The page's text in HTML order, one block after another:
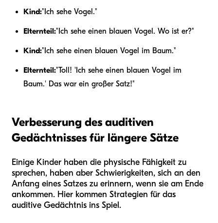
Kind:"Ich sehe Vogel."
Elternteil:"Ich sehe einen blauen Vogel. Wo ist er?"
Kind:"Ich sehe einen blauen Vogel im Baum."
Elternteil:"Toll! 'Ich sehe einen blauen Vogel im
Baum.' Das war ein großer Satz!"
Verbesserung des auditiven
Gedächtnisses für längere Sätze
Einige Kinder haben die physische Fähigkeit zu
sprechen, haben aber Schwierigkeiten, sich an den
Anfang eines Satzes zu erinnern, wenn sie am Ende
ankommen. Hier kommen Strategien für das
auditive Gedächtnis ins Spiel.